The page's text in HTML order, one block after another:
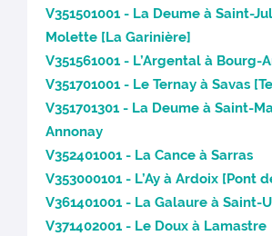
V351501001 - La Deume à Saint-
Molette [La Garinière]
V351561001 - L’Argental à Bourg-
V351701001 - Le Ternay à Savas
V351701301 - La Deume à Saint-
Annonay
V352401001 - La Cance à Sarras
V353000101 - L’Ay à Ardoix [Pont
V361401001 - La Galaure à Saint-
V371402001 - Le Doux à Lamastre